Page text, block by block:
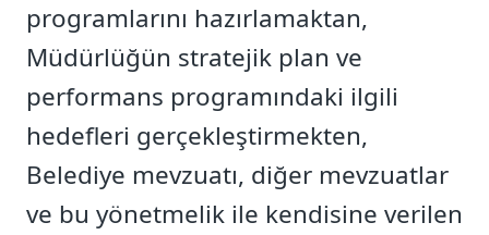
programlarını hazırlamaktan,
Müdürlüğün stratejik plan ve
performans programındaki ilgili
hedefleri gerçekleştirmekten,
Belediye mevzuatı, diğer mevzuatlar
ve bu yönetmelik ile kendisine verilen